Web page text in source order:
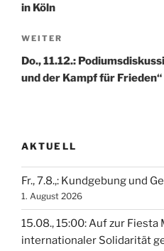
in Köln
Nächster
Beitrag
WEITER
Do., 11.12.:
und der Kampf für Frieden“
AKTUELL
Fr., 7.8.,: Kundgebung und
1. August 2026
15.08., 15:00: Auf zur
internationaler Solidarität